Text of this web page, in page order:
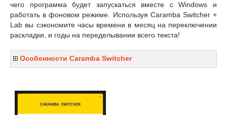
чего программа будет запускаться вместе с Windows и
работать в фоновом режиме. Используя Caramba Switcher +
Lab вы сэкономите часы времени в месяц на переключении
раскладки, и годы на переделывании всего текста!
Особенности Caramba Switcher